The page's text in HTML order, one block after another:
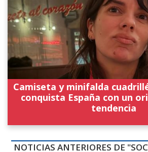
Camiseta y minifalda
conquista España con un
tendencia
NOTICIAS ANTERIORES DE